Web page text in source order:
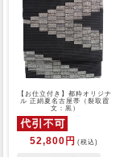
【お仕立付き】都粋オリジナ
ル 正絹夏名古屋帯（裂取霞
文：黒）
52,800円 (税込)